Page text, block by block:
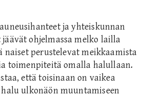
ja yhteiskunnan
ohjelmassa melko lailla
naiset perustelevat meikkaamista
toimenpiteitä omalla halullaan.
että toisinaan on vaikea
ulkonäön muuntamiseen